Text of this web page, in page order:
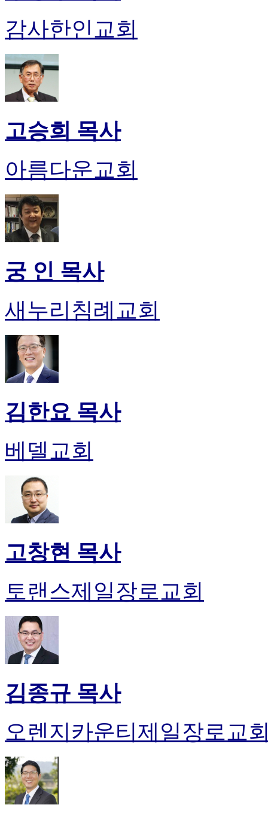
후
기
출
비
센
터
토
끼
프
진
후
기
프
진
국
미
24
대
감사한인교회
고승희 목사
아름다운교회
궁 인 목사
새누리침례교회
김한요 목사
베델교회
고창현 목사
토랜스제일장로교회
김종규 목사
오렌지카운티제일장로교